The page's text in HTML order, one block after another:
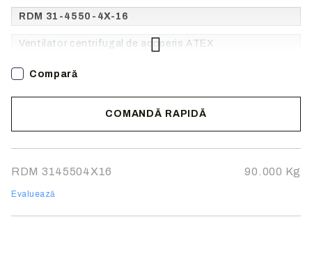
RDM 31-4550-4X-16
Ventilator centrifugal de acoperis ATEX
COMANDĂ RAPIDĂ
Noi vă vom contacta pentru finalizarea comenzii.
RDM 3145504X16 90.000 Kg
Evaluează
Compară